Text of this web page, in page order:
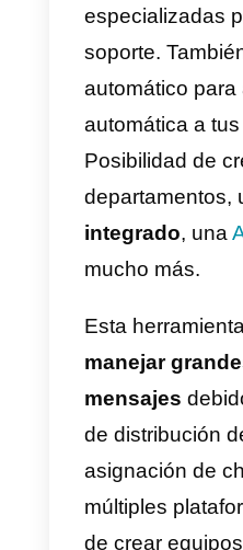
Al distribuir
asignados
agentes
forma
cantidad de
tener en
sea
extra para